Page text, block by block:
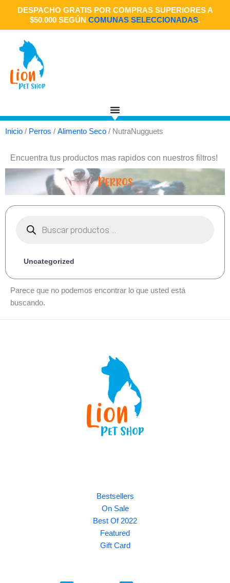
contenido
DESPACHO GRATIS POR COMPRAS SUPERIORES A
$50.000 SEGÚN COMUNAS SELECCIONADAS.
Inicio / Perros / Alimento Seco / NutraNugguets
Encuentra tus productos mas rapidos con nuestros filtros!
Perros
productos
Uncategorized
Parece que no podemos encontrar lo que usted está
buscando.
Bestsellers
On Sale
Best Of 2022
Featured
Gift Card